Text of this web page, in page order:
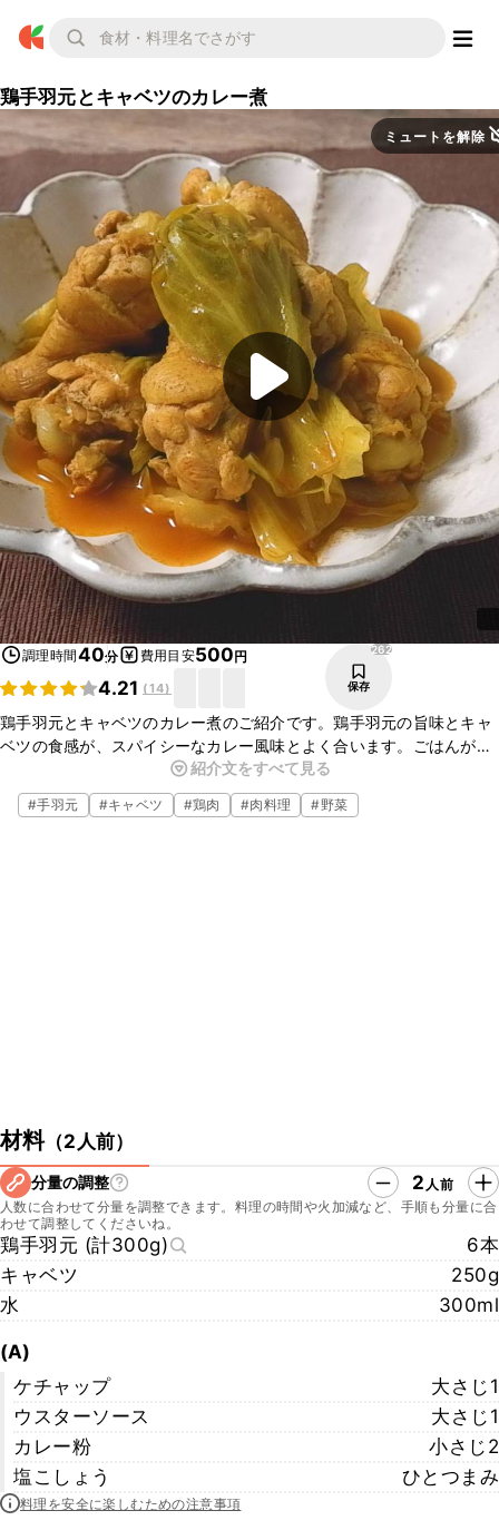
鶏手羽元とキャベツのカレー煮
ミュートを解除
調理時間40分 費用目安500円
4.21 (14)
262
保存
鶏手羽元とキャベツのカレー煮のご紹介です。鶏手羽元の旨味とキャ
ベツの食感が、スパイシーなカレー風味とよく合います。ごはんが進
む一品ですので、ぜひお試しくださいね。
紹介文をすべて見る
#手羽元 #キャベツ #鶏肉 #肉料理 #野菜
材料（2人前）
分量の調整 2 人前
人数に合わせて分量を調整できます。料理の時間や火加減など、手順も分量に合
わせて調整してくださいね。
鶏手羽元 (計300g)
6本
キャベツ
250g
水
300ml
(A)
ケチャップ
大さじ1
ウスターソース
大さじ1
カレー粉
小さじ2
塩こしょう
ひとつまみ
料理を安全に楽しむための注意事項